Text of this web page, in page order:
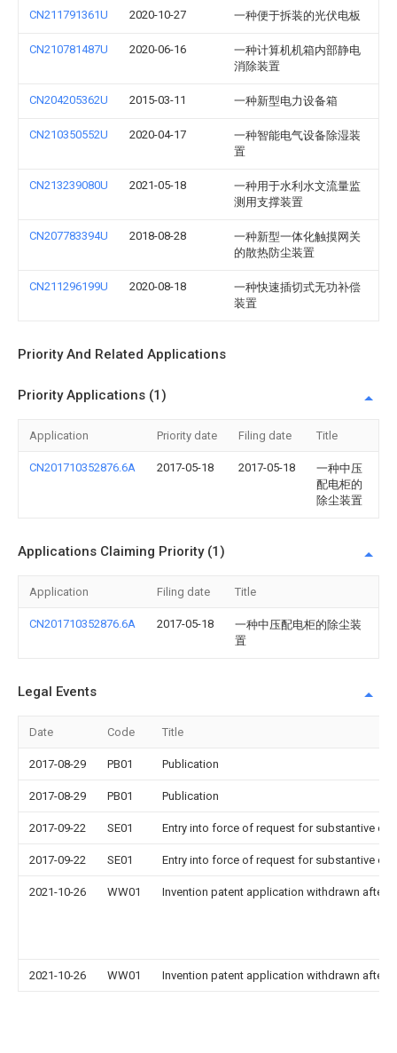
CN211791361U 2020-10-27 一种便于拆装的光伏电板
CN210781487U 2020-06-16
一种计算机机箱内部静电
消除装置
CN204205362U 2015-03-11 一种新型电力设备箱
CN210350552U 2020-04-17
一种智能电气设备除湿装
置
CN213239080U 2021-05-18
一种用于水利水文流量监
测用支撑装置
CN207783394U 2018-08-28
一种新型一体化触摸网关
的散热防尘装置
CN211296199U 2020-08-18
一种快速插切式无功补偿
装置
Priority And Related Applications
Priority Applications (1)
Application Priority date Filing date Title
CN201710352876.6A 2017-05-18 2017-05-18
一种中压
配电柜的
除尘装置
Applications Claiming Priority (1)
Application Filing date Title
CN201710352876.6A 2017-05-18
一种中压配电柜的除尘装
置
Legal Events
Date Code Title
2017-08-29 PB01 Publication
2017-08-29 PB01 Publication
2017-09-22 SE01 Entry into force of request for substantive
2017-09-22 SE01 Entry into force of request for substantive
2021-10-26 WW01 Invention patent application withdrawn after
2021-10-26 WW01 Invention patent application withdrawn after